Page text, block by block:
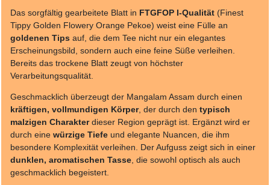
Das sorgfältig gearbeitete Blatt in FTGFOP I-Qualität (Finest
Tippy Golden Flowery Orange Pekoe) weist eine Fülle an
goldenen Tips auf, die dem Tee nicht nur ein elegantes
Erscheinungsbild, sondern auch eine feine Süße verleihen.
Bereits das trockene Blatt zeugt von höchster
Verarbeitungsqualität.
Geschmacklich überzeugt der Mangalam Assam durch einen
kräftigen, vollmundigen Körper, der durch den typisch
malzigen Charakterdieser Region geprägt ist. Ergänzt wird er
durch eine würzige Tiefe und elegante Nuancen, die ihm
besondere Komplexität verleihen. Der Aufguss zeigt sich in einer
dunklen, aromatischen Tasse , die sowohl optisch als auch
geschmacklich begeistert.